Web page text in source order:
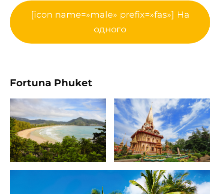
[icon name=»male» prefix=»fas»] На
одного
Fortuna Phuket